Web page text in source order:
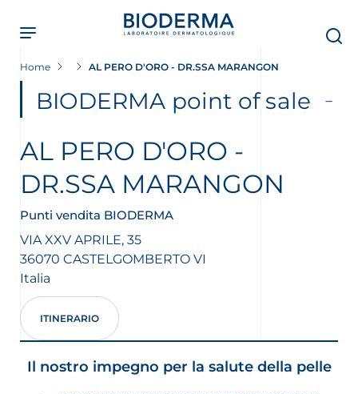
main
content
Home AL PERO D'ORO - DR.SSA MARANGON
BIODERMA point of sale
AL PERO D'ORO -
DR.SSA MARANGON
Punti vendita BIODERMA
VIA XXV APRILE, 35
36070 CASTELGOMBERTO VI
Italia
ITINERARIO
Il nostro impegno per la salute della pelle